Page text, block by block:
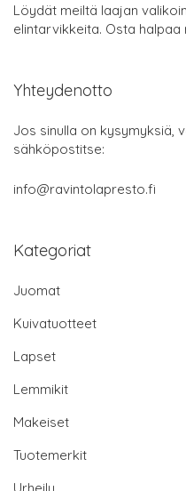
Löydät meiltä laajan
elintarvikkeita. Osta
Yhteydenotto
Jos sinulla on kysymyksiä,
sähköpostitse:
info@ravintolapresto.fi
Kategoriat
Juomat
Kuivatuotteet
Lapset
Lemmikit
Makeiset
Tuotemerkit